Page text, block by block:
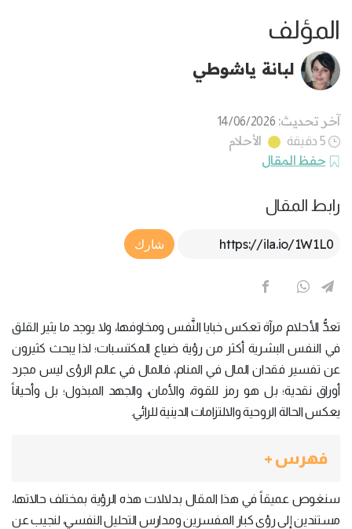
المؤلف
لبانة ياشوطي
آخر تحديث: 14/06/2026
5 دقيقة
الأحلام
حفظ المقال
رابط المقال
Article Link
شارك
تعدُّ الأحلام مرآة تعكس خبايا النَّفس ومخاوفها، ولا يوجد ما يثير القلق
في النفس البشرية أكثر من رؤية ضياع المكتسبات؛ لذا يبحث كثيرون
عن تفسير فقدان المال في المنام، فالمال في عالم الرؤى ليس مجرد
أوراق نقدية؛ بل هو رمز للقوة، والأمان، والجهد المبذول؛ بل وأحياناً
يعكس الحالة الروحية والالتزامات الدينية للرائي.
فهرس +
سنغوص عميقاً في هذا المقال بدلالات هذه الرؤية بمختلف حالاتها،
مستندين إلى رؤى كبار المفسرين ومدارس التحليل النفسي، لنجيب عن